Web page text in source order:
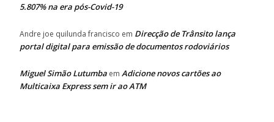
5.807% na era pós-Covid-19
Andre joe quilunda francisco em Direcção de Trânsito lança
portal digital para emissão de documentos rodoviários
Miguel Simão Lutumba em Adicione novos cartões ao
Multicaixa Express sem ir ao ATM